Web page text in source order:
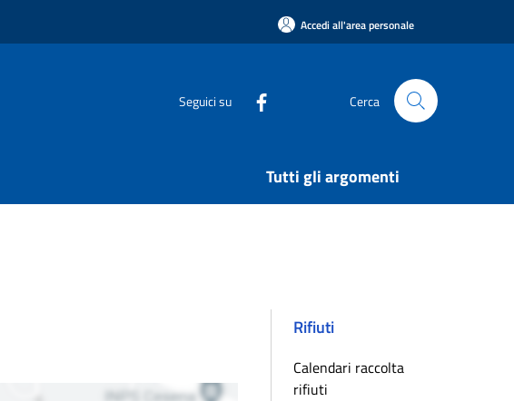
Accedi all'area personale
Seguici su Cerca
Tutti gli argomenti
Rifiuti
Calendari raccolta
rifiuti